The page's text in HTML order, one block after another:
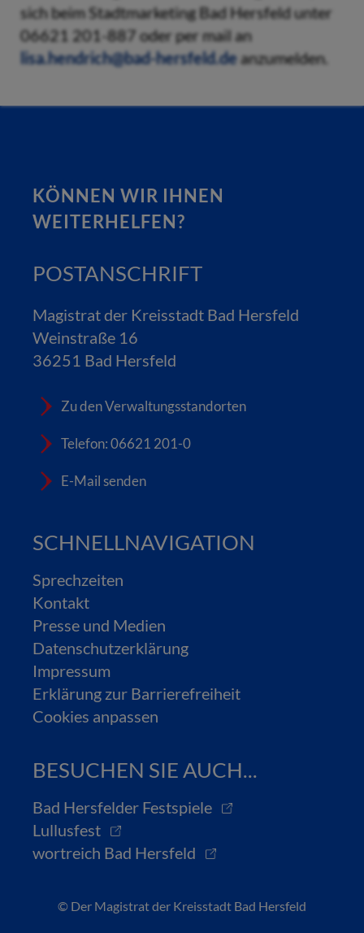
sich beim Stadtmarketing Bad Hersfeld unter
06621 201-887 oder per mail an
lisa.hendrich@bad-hersfeld.deanzumelden.
KÖNNEN WIR IHNEN
WEITERHELFEN?
POSTANSCHRIFT
Magistrat der Kreisstadt Bad Hersfeld
Weinstraße 16
36251 Bad Hersfeld
Zu den Verwaltungsstandorten
Telefon: 06621 201-0
E-Mail senden
SCHNELLNAVIGATION
Sprechzeiten
Kontakt
Presse und Medien
Datenschutzerklärung
Impressum
Erklärung zur Barrierefreiheit
Cookies anpassen
BESUCHEN SIE AUCH...
Bad Hersfelder Festspiele
Lullusfest
wortreich Bad Hersfeld
© Der Magistrat der Kreisstadt Bad Hersfeld